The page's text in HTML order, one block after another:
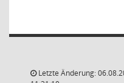
Letzte Änderung: